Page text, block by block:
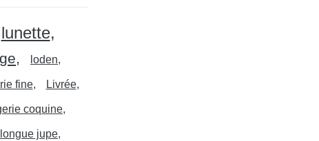
lunette
loden
fine Livrée
coquine
longue jupe